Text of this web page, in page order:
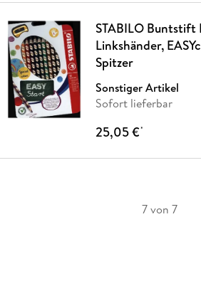
STABILO
Linkshänder,
Spitzer
Sonstiger Artikel
Sofort lieferbar
25,05 €*
7 von 7